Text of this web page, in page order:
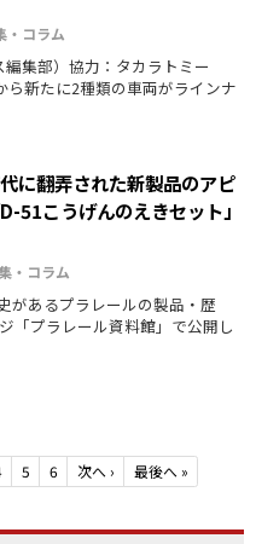
・コラム
集部）協力：タカラトミー
ら新たに2種類の車両がラインナ
に翻弄された新製品のアピ
51こうげんのえきセット」
・コラム
あるプラレールの製品・歴
「プラレール資料館」で公開し
5 6 次へ › 最後へ »